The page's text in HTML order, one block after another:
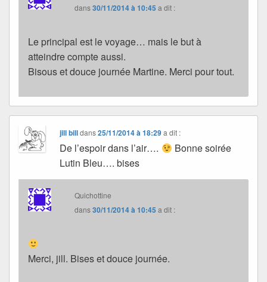
dans30/11/2014 à 10:45 a dit :
Le principal est le voyage… mais le but à
atteindre compte aussi.
Bisous et douce journée Martine. Merci pour tout.
jill billdans25/11/2014 à 18:29 a dit :
De l’espoir dans l’air….
Bonne soirée
Lutin Bleu…. bises
Quichottine
dans30/11/2014 à 10:45 a dit :
Merci, jill. Bises et douce journée.